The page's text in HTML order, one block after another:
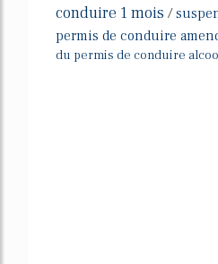
conduire 1 mois /
permis de conduire
du permis de conduire